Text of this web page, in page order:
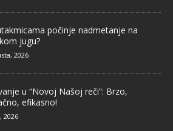
počinje nadmetanje na
jugu?
2026
u “Novoj Našoj reči”: Brzo,
efikasno!
2026